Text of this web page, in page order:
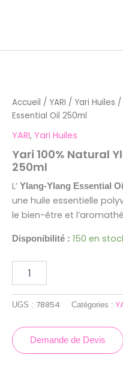
Accueil / YARI / Yari Huiles /
Essential Oil 250ml
YARI, Yari Huiles
Yari 100% Natural
250ml
L’ Ylang-Ylang Essential
une huile essentielle
le bien-être et
Disponibilité : 150 en
100%
Natural
Ylang
Essential
Oil
UGS : 78854 Catégories :
Demande de Devis